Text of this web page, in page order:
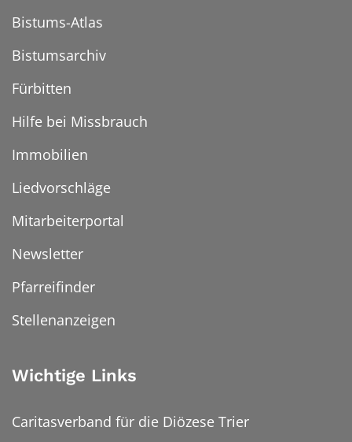
Bistums-Atlas
Bistumsarchiv
Fürbitten
Hilfe bei Missbrauch
Immobilien
Liedvorschläge
Mitarbeiterportal
Newsletter
Pfarreifinder
Stellenanzeigen
Wichtige Links
Caritasverband für die Diözese Trier